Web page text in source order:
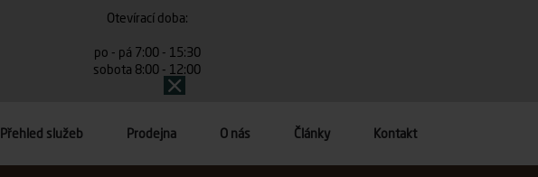
Otevírací doba:
po - pá 7:00 - 15:30
sobota 8:00 - 12:00
Přehled služeb Prodejna O nás Články Kontakt